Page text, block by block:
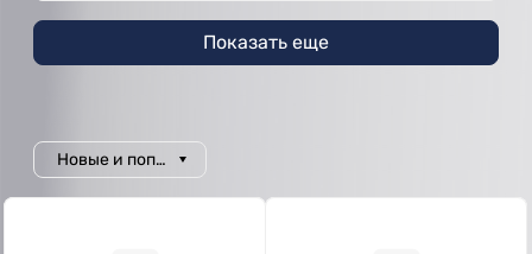
Показать еще
Новые и популярные